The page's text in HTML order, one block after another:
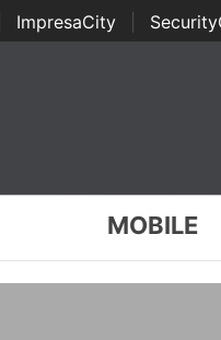
ImpresaCity
MOBILE